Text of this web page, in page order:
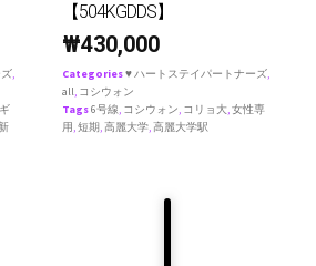
,
【504KGDDS】
₩430,000
Categories♥ ハートステイパートナーズ,
all, コシウォン
Tags6号線, コシウォン, コリョ大,女性専
用,短期,高麗大学,高麗大学駅